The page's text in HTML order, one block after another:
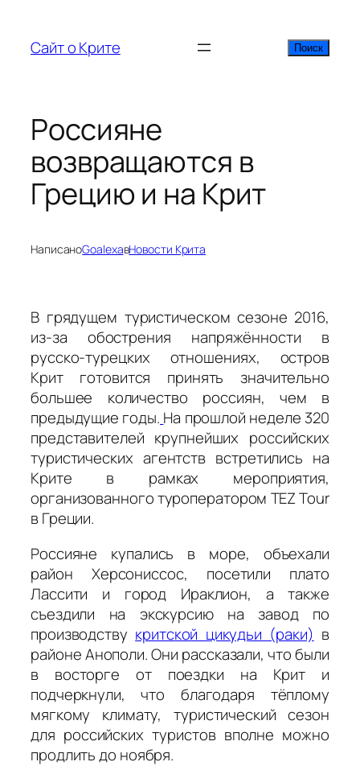
содержимому
Сайт о Крите Поиск
Поиск
Россияне
возвращаются в
Грецию и на Крит
НаписаноGoalexaвНовости Крита
В грядущем туристическом сезоне 2016,
из-за обострения напряжённости в
русско-турецких отношениях, остров
Крит готовится принять значительно
большее количество россиян, чем в
предыдущие годы. На прошлой неделе 320
представителей крупнейших российских
туристических агентств встретились на
Крите в рамках мероприятия,
организованного туроператором ΤΕΖ Tour
в Греции.
Россияне купались в море, объехали
район Херсониссос, посетили плато
Лассити и город Ираклион, а также
съездили на экскурсию на завод по
производству критской цикудьи (раки) в
районе Анополи. Они рассказали, что были
в восторге от поездки на Крит и
подчеркнули, что благодаря тёплому
мягкому климату, туристический сезон
для российских туристов вполне можно
продлить до ноября.